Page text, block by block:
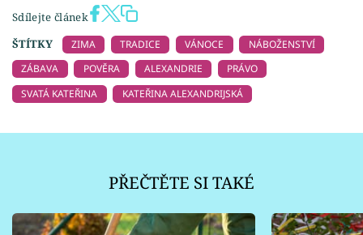
Sdílejte článek
ŠTÍTKY
ZIMA TRADICE VÁNOCE
NÁBOŽENSTVÍ
ZÁBAVA
POVĚRA ALEXANDRIE
PRÁVO
SVATÁ KATEŘINA
KATEŘINA ALEXANDRIJSKÁ
PŘEČTĚTE SI TAKÉ